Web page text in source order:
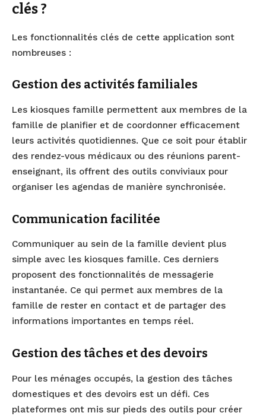
clés ?
Les fonctionnalités clés de cette application sont
nombreuses :
Gestion des activités familiales
Les kiosques famille permettent aux membres de la
famille de planifier et de coordonner efficacement
leurs activités quotidiennes. Que ce soit pour établir
des rendez-vous médicaux ou des réunions parent-
enseignant, ils offrent des outils conviviaux pour
organiser les agendas de manière synchronisée.
Communication facilitée
Communiquer au sein de la famille devient plus
simple avec les kiosques famille. Ces derniers
proposent des fonctionnalités de messagerie
instantanée. Ce qui permet aux membres de la
famille de rester en contact et de partager des
informations importantes en temps réel.
Gestion des tâches et des devoirs
Pour les ménages occupés, la gestion des tâches
domestiques et des devoirs est un défi. Ces
plateformes ont mis sur pieds des outils pour créer